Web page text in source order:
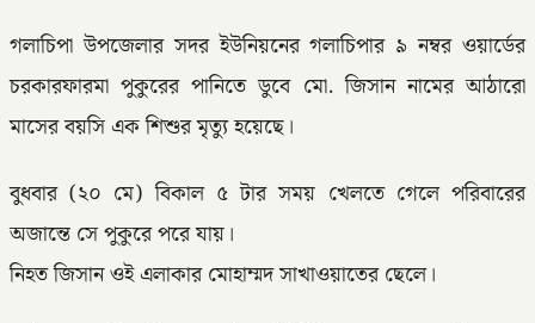
গলাচিপা উপজেলার সদর ইউনিয়নের গলাচিপার ৯ নম্বর ওয়ার্ডের
চরকারফারমা পুকুরের পানিতে ডুবে মো. জিসান নামের আঠারো
মাসের বয়সি এক শিশুর মৃত্যু হয়েছে।
বুধবার (২০ মে) বিকাল ৫ টার সময় খেলতে গেলে পরিবারের
অজান্তে সে পুকুরে পরে যায়।
নিহত জিসান ওই এলাকার মোহাম্মদ সাখাওয়াতের ছেলে।